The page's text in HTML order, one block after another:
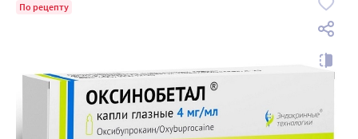
По рецепту